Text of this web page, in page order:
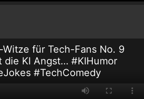
Witze für Tech-Fans No. 9
die KI Angst… #KIHumor
#TechComedy